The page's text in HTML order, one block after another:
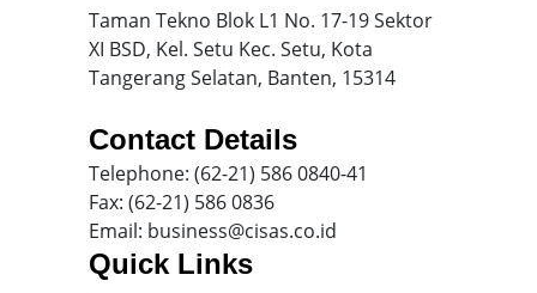
Taman Tekno Blok L1 No. 17-19 Sektor
XI BSD, Kel. Setu Kec. Setu, Kota
Tangerang Selatan, Banten, 15314
Contact Details
Telephone: (62-21) 586 0840-41
Fax: (62-21) 586 0836
Email: business@cisas.co.id
Quick Links